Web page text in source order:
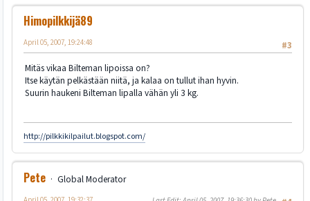
Himopilkkijä89
#3
April 05, 2007, 19:24:48
Mitäs vikaa Bilteman lipoissa on?
Itse käytän pelkästään niitä, ja kalaa on tullut ihan hyvin.
Suurin haukeni Bilteman lipalla vähän yli 3 kg.
http://pilkkikilpailut.blogspot.com/
Pete
Global Moderator